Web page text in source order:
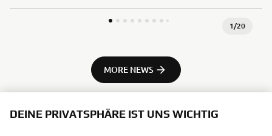
1/20
MORE NEWS
DEINE PRIVATSPHÄRE IST UNS WICHTIG